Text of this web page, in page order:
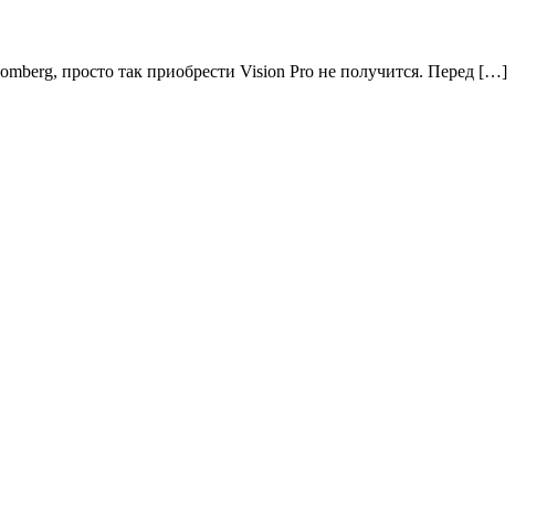
просто так приобрести Vision Pro не получится. Перед […]